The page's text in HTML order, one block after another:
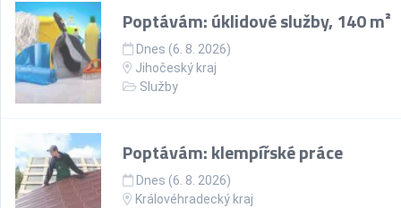
Poptávám: úklidové služby, 140 m²
Dnes (6. 8. 2026)
Jihočeský kraj
Služby
Poptávám: klempířské práce
Dnes (6. 8. 2026)
Královéhradecký kraj